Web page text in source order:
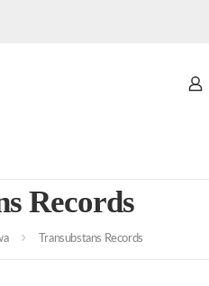
Records
Transubstans Records